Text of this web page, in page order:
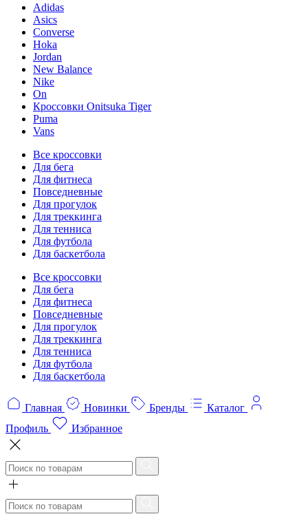
Adidas
Asics
Converse
Hoka
Jordan
New Balance
Nike
On
Кроссовки Onitsuka Tiger
Puma
Vans
Все кроссовки
Для бега
Для фитнеса
Повседневные
Для прогулок
Для треккинга
Для тенниса
Для футбола
Для баскетбола
Все кроссовки
Для бега
Для фитнеса
Повседневные
Для прогулок
Для треккинга
Для тенниса
Для футбола
Для баскетбола
Главная Новинки Бренды
Каталог
Профиль
Избранное